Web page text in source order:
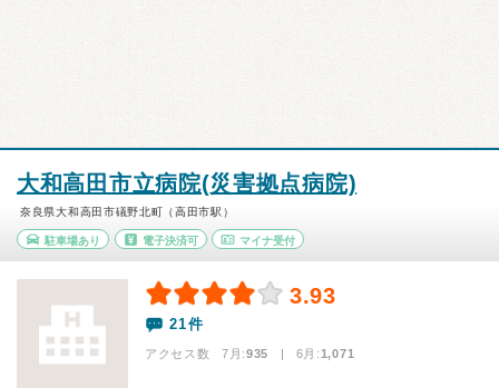
大和高田市立病院(災害拠点病院)
奈良県大和高田市礒野北町（高田市駅）
駐車場あり 電子決済可 マイナ受付
3.93
21件
アクセス数 7月:935 | 6月:1,071